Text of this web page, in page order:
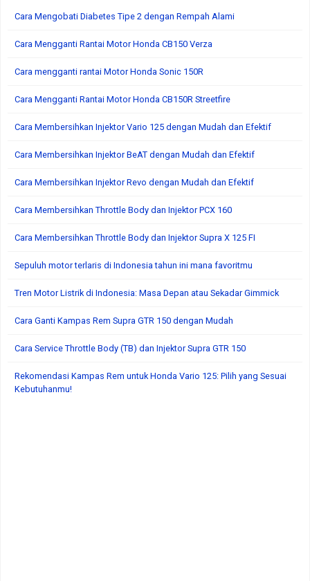
Cara Mengobati Diabetes Tipe 2 dengan Rempah Alami
Cara Mengganti Rantai Motor Honda CB150 Verza
Cara mengganti rantai Motor Honda Sonic 150R
Cara Mengganti Rantai Motor Honda CB150R Streetfire
Cara Membersihkan Injektor Vario 125 dengan Mudah dan Efektif
Cara Membersihkan Injektor BeAT dengan Mudah dan Efektif
Cara Membersihkan Injektor Revo dengan Mudah dan Efektif
Cara Membersihkan Throttle Body dan Injektor PCX 160
Cara Membersihkan Throttle Body dan Injektor Supra X 125 FI
Sepuluh motor terlaris di Indonesia tahun ini mana favoritmu
Tren Motor Listrik di Indonesia: Masa Depan atau Sekadar Gimmick
Cara Ganti Kampas Rem Supra GTR 150 dengan Mudah
Cara Service Throttle Body (TB) dan Injektor Supra GTR 150
Rekomendasi Kampas Rem untuk Honda Vario 125: Pilih yang Sesuai
Kebutuhanmu!